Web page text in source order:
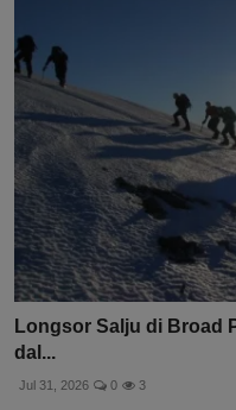
Longsor Salju di Broad
dal...
Jul 31, 2026 0 3